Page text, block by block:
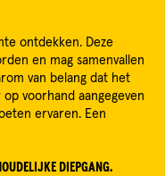
ontdekken. Deze
en mag samenvallen
van belang dat het
voorhand aangegeven
ervaren. Een
DIEPGANG.